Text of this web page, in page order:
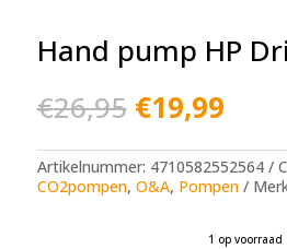
Hand pump HP
€26,95 prijs
was:
€26,95.
€19,99prijs
is:
Artikelnummer: 4710582552564
CO2pompen, O&A, Pompen
1 op voorraad